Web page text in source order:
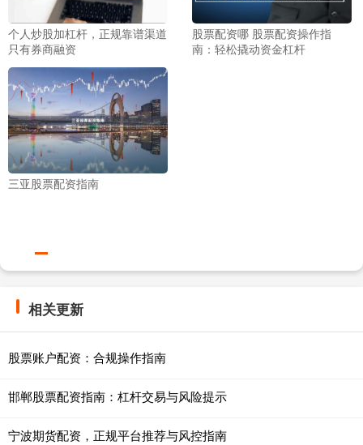
个人炒股加杠杆，正规靠谱渠道
只有券商融资
股票配资哪 股票配资操作指
南：轻松撬动资金杠杆
三亚股票配资指南
相关更新
股票账户配资：合规操作指南
邯郸股票配资指南：杠杆交易与风险提示
宁波期货配资，正规平台推荐与风控指南